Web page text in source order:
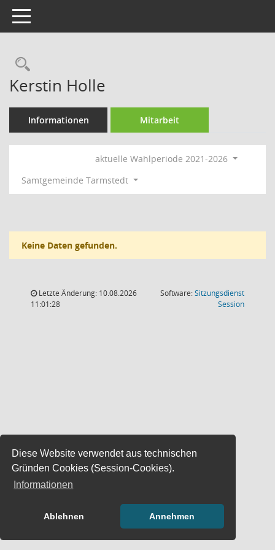
Diese Website verwendet aus technischen
Gründen Cookies (Session-Cookies).
Informationen
Ablehnen Annehmen
Toggle navigation
Rechercheauswahl
Kerstin Holle
Informationen Mitarbeit
aktuelle Wahlperiode 2021-2026
Samtgemeinde Tarmstedt
Keine Daten gefunden.
Letzte Änderung: 10.08.2026
11:01:28
Software:Sitzungsdienst
Session(Wird in